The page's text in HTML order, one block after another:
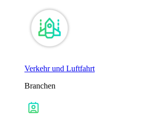
Verkehr und Luftfahrt
Branchen